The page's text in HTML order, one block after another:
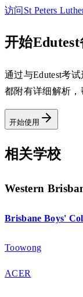
访问St Peters
开始Edutest
通过与Edutest考
都附有详细解析，
开始使用
相关学校
Western
Brisbane Boys'
Toowong
ACER